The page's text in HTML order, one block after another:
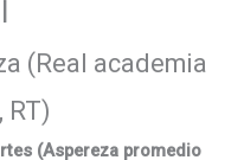
(Real academia
RT)
(Aspereza promedio